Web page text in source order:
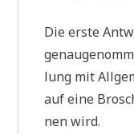
Die erste
lung mit
auf eine
nen wird.